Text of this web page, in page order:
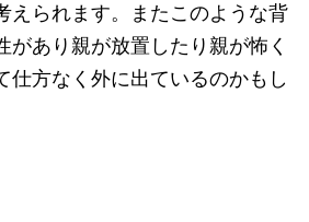
えられます。またこのような背
があり親が放置したり親が怖く
仕方なく外に出ているのかもし